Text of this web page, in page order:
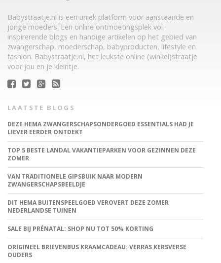
Babystraatje.nl is een uniek platform voor aanstaande en
jonge moeders. Een online ontmoetingsplek vol
inspirerende blogs en handige artikelen op het gebied van
zwangerschap, moederschap, babyproducten, lifestyle en
fashion. Babystraatje.nl, het leukste online (winkel)straatje
voor jou en je kleintje.
LAATSTE BLOGS
DEZE HEMA ZWANGERSCHAPSONDERGOED ESSENTIALS HAD JE
LIEVER EERDER ONTDEKT
TOP 5 BESTE LANDAL VAKANTIEPARKEN VOOR GEZINNEN DEZE
ZOMER
VAN TRADITIONELE GIPSBUIK NAAR MODERN
ZWANGERSCHAPSBEELDJE
DIT HEMA BUITENSPEELGOED VEROVERT DEZE ZOMER
NEDERLANDSE TUINEN
SALE BIJ PRÉNATAL: SHOP NU TOT 50% KORTING
ORIGINEEL BRIEVENBUS KRAAMCADEAU: VERRAS KERSVERSE
OUDERS